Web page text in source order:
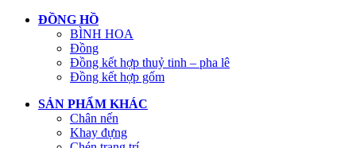
ĐỒNG HỒ
BÌNH HOA
Đồng
Đồng kết hợp thuỷ tinh – pha lê
Đồng kết hợp gốm
SẢN PHẨM KHÁC
Chân nến
Khay đựng